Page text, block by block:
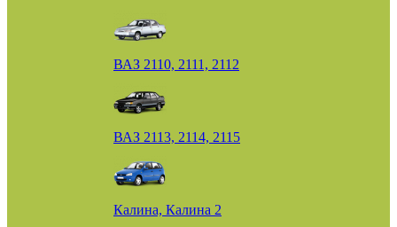
ВАЗ 2110, 2111, 2112
ВАЗ 2113, 2114, 2115
Калина, Калина 2